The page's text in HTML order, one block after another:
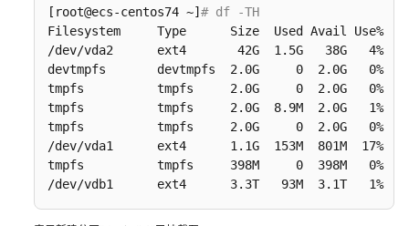
量
大
Windows
数
盘
（Windows
[root@ecs-centos74 ~] # df -TH
Filesystem     Type      Size  Used Avail Use%
/dev/vda2      ext4       42G  1.5G   38G   4% /
devtmpfs       devtmpfs  2.0G     0  2.0G   0% /
tmpfs          tmpfs     2.0G     0  2.0G   0% /
tmpfs          tmpfs     2.0G  8.9M  2.0G   1% /
tmpfs          tmpfs     2.0G     0  2.0G   0% /
/dev/vda1      ext4      1.1G  153M  801M  17% /
tmpfs          tmpfs     398M     0  398M   0% /
/dev/vdb1      ext4      3.3T   93M  3.1T   1% /